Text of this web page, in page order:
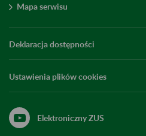
Mapa serwisu
Deklaracja dostępności
Ustawienia plików cookies
Elektroniczny ZUS